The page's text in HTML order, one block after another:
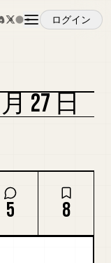
ログイン
月 27 日
5 8